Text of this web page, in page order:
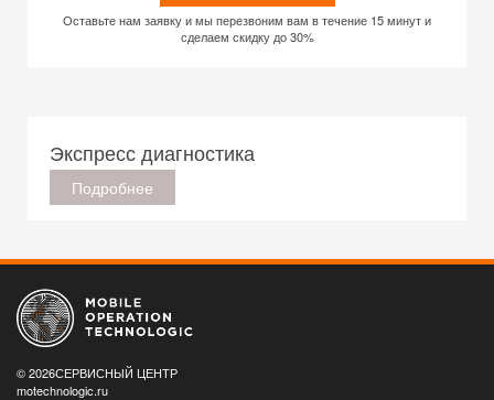
Оставьте нам заявку и мы перезвоним вам в течение 15 минут и
сделаем скидку до 30%
Экспресс диагностика
Подробнее
© 2026СЕРВИСНЫЙ ЦЕНТР
motechnologic.ru